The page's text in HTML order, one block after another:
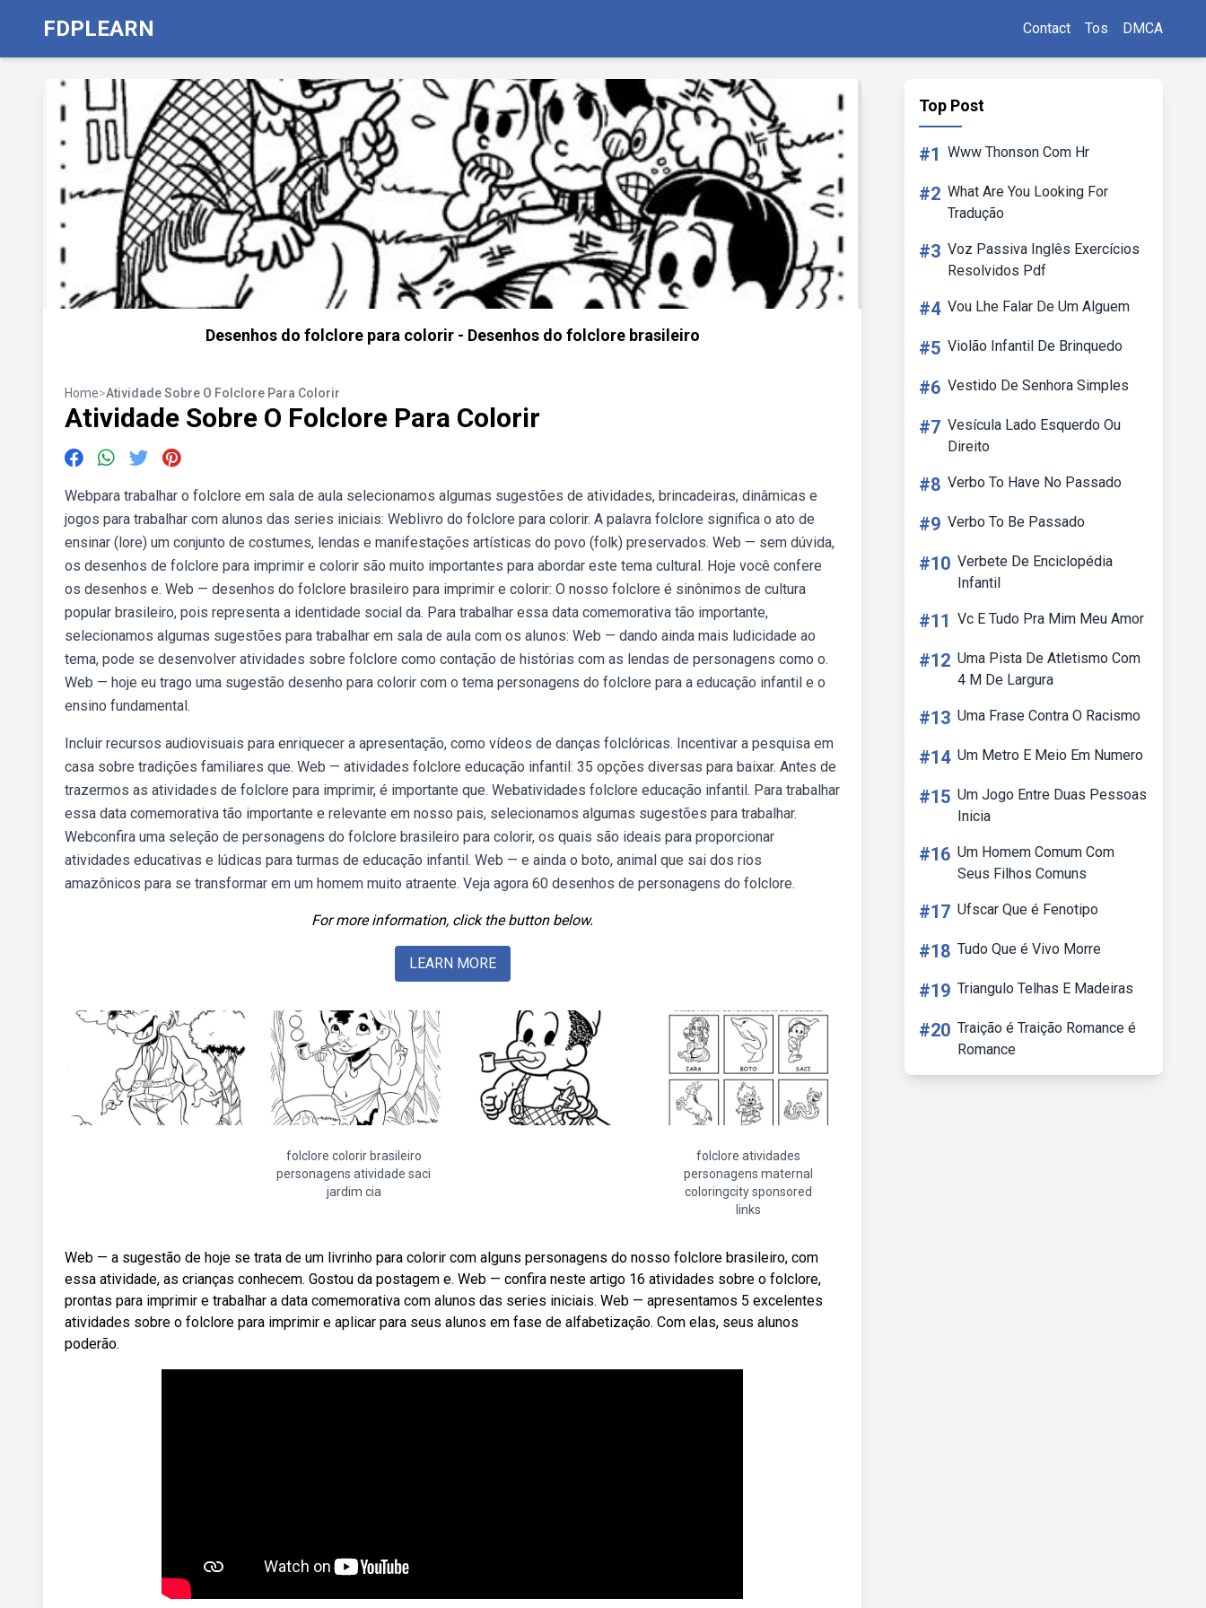
FDPLEARN Contact Tos DMCA
Desenhos do folclore para colorir - Desenhos do folclore brasileiro
Home>Atividade Sobre O Folclore Para Colorir
Atividade Sobre O Folclore Para Colorir
Webpara trabalhar o folclore em sala de aula selecionamos algumas sugestões de atividades, brincadeiras, dinâmicas e
jogos para trabalhar com alunos das series iniciais: Weblivro do folclore para colorir. A palavra folclore significa o ato de
ensinar (lore) um conjunto de costumes, lendas e manifestações artísticas do povo (folk) preservados. Web — sem dúvida,
os desenhos de folclore para imprimir e colorir são muito importantes para abordar este tema cultural. Hoje você confere
os desenhos e. Web — desenhos do folclore brasileiro para imprimir e colorir: O nosso folclore é sinônimos de cultura
popular brasileiro, pois representa a identidade social da. Para trabalhar essa data comemorativa tão importante,
selecionamos algumas sugestões para trabalhar em sala de aula com os alunos: Web — dando ainda mais ludicidade ao
tema, pode se desenvolver atividades sobre folclore como contação de histórias com as lendas de personagens como o.
Web — hoje eu trago uma sugestão desenho para colorir com o tema personagens do folclore para a educação infantil e o
ensino fundamental.
Incluir recursos audiovisuais para enriquecer a apresentação, como vídeos de danças folclóricas. Incentivar a pesquisa em
casa sobre tradições familiares que. Web — atividades folclore educação infantil: 35 opções diversas para baixar. Antes de
trazermos as atividades de folclore para imprimir, é importante que. Webatividades folclore educação infantil. Para trabalhar
essa data comemorativa tão importante e relevante em nosso pais, selecionamos algumas sugestões para trabalhar.
Webconfira uma seleção de personagens do folclore brasileiro para colorir, os quais são ideais para proporcionar
atividades educativas e lúdicas para turmas de educação infantil. Web — e ainda o boto, animal que sai dos rios
amazônicos para se transformar em um homem muito atraente. Veja agora 60 desenhos de personagens do folclore.
For more information, click the button below.
LEARN MORE
folclore colorir brasileiro
personagens atividade saci
jardim cia
folclore atividades
personagens maternal
coloringcity sponsored
links
Web — a sugestão de hoje se trata de um livrinho para colorir com alguns personagens do nosso folclore brasileiro, com
essa atividade, as crianças conhecem. Gostou da postagem e. Web — confira neste artigo 16 atividades sobre o folclore,
prontas para imprimir e trabalhar a data comemorativa com alunos das series iniciais. Web — apresentamos 5 excelentes
atividades sobre o folclore para imprimir e aplicar para seus alunos em fase de alfabetização. Com elas, seus alunos
poderão.
Top Post
#1 Www Thonson Com Hr
#2 What Are You Looking For
Tradução
#3 Voz Passiva Inglês Exercícios
Resolvidos Pdf
#4 Vou Lhe Falar De Um Alguem
#5 Violão Infantil De Brinquedo
#6 Vestido De Senhora Simples
#7 Vesícula Lado Esquerdo Ou
Direito
#8 Verbo To Have No Passado
#9 Verbo To Be Passado
#10 Verbete De Enciclopédia
Infantil
#11 Vc E Tudo Pra Mim Meu Amor
#12 Uma Pista De Atletismo Com
4 M De Largura
#13 Uma Frase Contra O Racismo
#14 Um Metro E Meio Em Numero
#15 Um Jogo Entre Duas Pessoas
Inicia
#16 Um Homem Comum Com
Seus Filhos Comuns
#17 Ufscar Que é Fenotipo
#18 Tudo Que é Vivo Morre
#19 Triangulo Telhas E Madeiras
#20 Traição é Traição Romance é
Romance